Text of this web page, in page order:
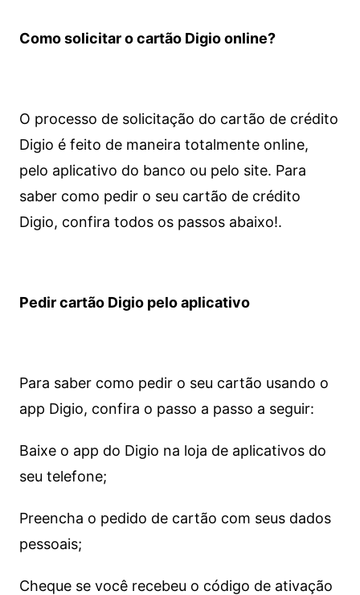
Como solicitar o cartão Digio online?
O processo de solicitação do cartão de crédito
Digio é feito de maneira totalmente online,
pelo aplicativo do banco ou pelo site. Para
saber como pedir o seu cartão de crédito
Digio, confira todos os passos abaixo!.
Pedir cartão Digio pelo aplicativo
Para saber como pedir o seu cartão usando o
app Digio, confira o passo a passo a seguir:
Baixe o app do Digio na loja de aplicativos do
seu telefone;
Preencha o pedido de cartão com seus dados
pessoais;
Cheque se você recebeu o código de ativação